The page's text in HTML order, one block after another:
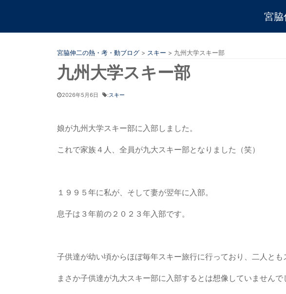
宮脇
宮脇伸二の熱・考・動ブログ > スキー > 九州大学スキー部
九州大学スキー部
2026年5月6日 :スキー
娘が九州大学スキー部に入部しました。
これで家族４人、全員が九大スキー部となりました（笑）
１９９５年に私が、そして妻が翌年に入部。
息子は３年前の２０２３年入部です。
子供達が幼い頃からほぼ毎年スキー旅行に行っており、二人とも
まさか子供達が九大スキー部に入部するとは想像していませんで